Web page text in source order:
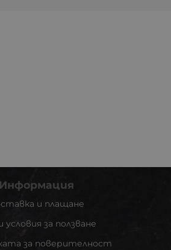
Информация
и плащане
за ползване
за поверителност